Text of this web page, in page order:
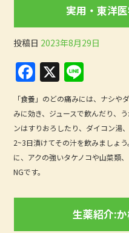
o
k
実用・東洋
投稿日 2023年8月29日
F
a
c
e
b
o
X
n
e
「食養」のどの痛みには、ナシ
みに効き、ジュースで飲んだり、
ンはすりおろしたり、ダイコン湯
2~3日漬けてその汁を飲みましょ
に、アクの強いタケノコや山菜類
NGです。
生薬紹介: